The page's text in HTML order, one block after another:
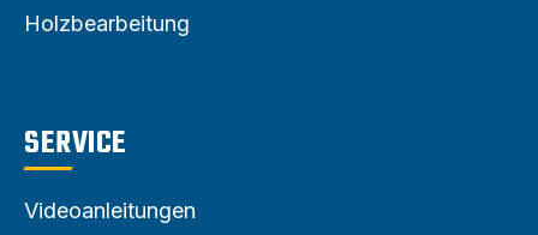
Holzbearbeitung
SERVICE
Videoanleitungen